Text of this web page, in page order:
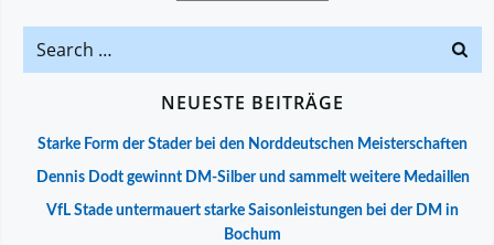
Search
for:
NEUESTE BEITRÄGE
Starke Form der Stader bei den Norddeutschen Meisterschaften
Dennis Dodt gewinnt DM-Silber und sammelt weitere Medaillen
VfL Stade untermauert starke Saisonleistungen bei der DM in
Bochum